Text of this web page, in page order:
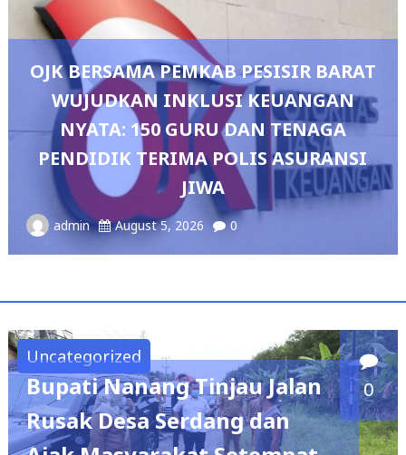
PESISIR BARAT
KEUANGAN
TENAGA
ASURANSI
Pedang Pora Sambut
Sianipar, Babak Baru
Polresta Bandar
admin
Uncategorized
0
Bupati Nanang Tinjau Jalan
Rusak Desa Serdang dan